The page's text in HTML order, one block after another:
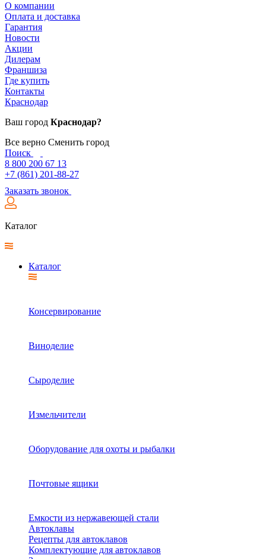
О компании
Оплата и доставка
Гарантия
Новости
Акции
Дилерам
Франшиза
Где купить
Контакты
Краснодар
Ваш город Краснодар?
Все верно Сменить город
Поиск
8 800 200 67 13
+7 (861) 201-88-27
Заказать звонок
Каталог
Каталог
Консервирование
Виноделие
Сыроделие
Измельчители
Оборудование для охоты и рыбалки
Почтовые ящики
Емкости из нержавеющей стали
Автоклавы
Рецепты для автоклавов
Комплектующие для автоклавов